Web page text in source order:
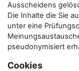
Ausscheidens
Die Inhalte die Sie
unter eine
pseudonymisiert
Cookies